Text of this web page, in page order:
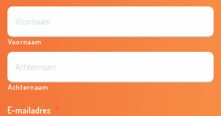
Voornaam
Achternaam
E-mailadres *